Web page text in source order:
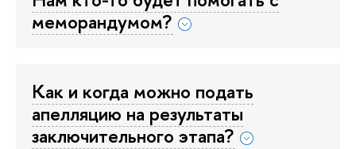
меморандумом?
Как и когда можно подать
апелляцию на результаты
заключительного этапа?